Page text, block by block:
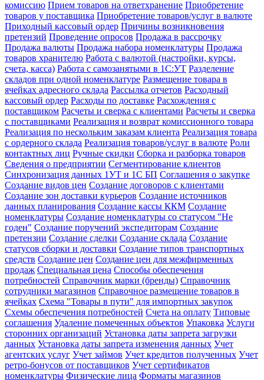
комиссию Прием товаров на ответхранение Приобретение
товаров у поставщика Приобретение товаров/услуг в валюте
Приходный кассовый ордер Причины возникновения
претензий Проведение опросов Продажа в рассрочку
Продажа валюты Продажа набора номенклатуры Продажа
товаров хранителю Работа с валютой (настройки, курсы,
счета, касса) Работа с самозанятыми в 1С:УТ Разделение
складов при одной номенклатуре Размещение товара в
ячейках адресного склада Рассылка отчетов Расходный
кассовый ордер Расходы по доставке Расхождения с
поставщиком Расчеты и сверка с клиентами Расчеты и сверка
с поставщиками Реализация и возврат комиссионного товара
Реализация по нескольким заказам клиента Реализация товара
с ордерного склада Реализация товаров/услуг в валюте Роли
контактных лиц Ручные скидки Сборка и разборка товаров
Сведения о предприятии Сегментирование клиентов
Синхронизация данных 1УТ и 1С БП Соглашения о закупке
Создание видов цен Создание договоров с клиентами
Создание зон доставки курьеров Создание источников
данных планирования Создание кассы ККМ Создание
номенклатуры Создание номенклатуры со статусом "Не
годен" Создание поручений экспедиторам Создание
претензии Создание сделки Создание склада Создание
статусов сборки и доставки Создание типов транспортных
средств Создание цен Создание цен для межфирменных
продаж Специальная цена Способы обеспечения
потребностей Справочник марки (бренды) Справочник
сотрудники магазинов Справочное размещение товаров в
ячейках Схема "Товары в пути" для импортных закупок
Схемы обеспечения потребностей Счета на оплату Типовые
соглашения Удаление помеченных объектов Упаковка Услуги
сторонних организаций Установка даты запрета загрузки
данных Установка даты запрета изменения данных Учет
агентских услуг Учет займов Учет кредитов полученных Учет
ретро-бонусов от поставщиков Учет сертификатов
номенклатуры Физические лица Форматы магазинов